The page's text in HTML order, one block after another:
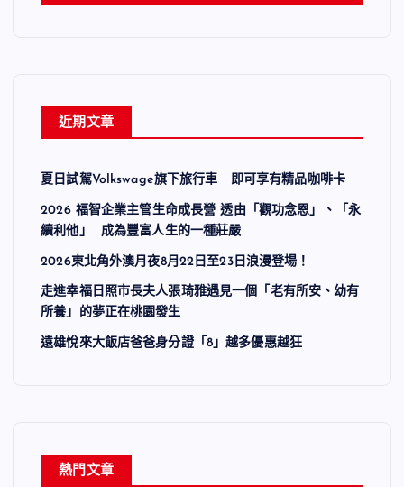
近期文章
夏日試駕Volkswage旗下旅行車 即可享有精品咖啡卡
2026 福智企業主管生命成長營 透由「觀功念恩」、「永
續利他」 成為豐富人生的一種莊嚴
2026東北角外澳月夜8月22日至23日浪漫登場！
走進幸福日照市長夫人張琦雅遇見一個「老有所安、幼有
所養」的夢正在桃園發生
遠雄悅來大飯店爸爸身分證「8」越多優惠越狂
熱門文章